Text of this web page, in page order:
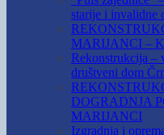
starije i invalidne
MARIJANCI –
Rekonstrukcija –
društveni dom
DOGRADNJA
MARIJANCI
Izgradnja i